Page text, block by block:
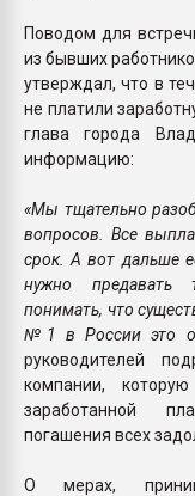
Поводом для
из бывших
утверждал, что в
не платили
глава города
информацию:
«Мы тщательно
вопросов. Все
срок. А вот дальше
нужно предавать
понимать, что
№1 в России это
руководителей
компании,
заработанной
погашения всех
О мерах,